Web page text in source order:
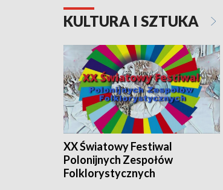
KULTURA I SZTUKA
XX Światowy Festiwal
Polonijnych Zespołów
Folklorystycznych